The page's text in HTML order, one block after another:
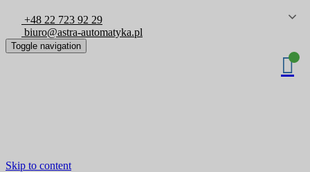
+48 22 723 92 29
biuro@astra-automatyka.pl
Toggle navigation
Skip to content